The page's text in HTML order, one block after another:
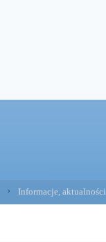
Strona
główna
Informacje, aktualności